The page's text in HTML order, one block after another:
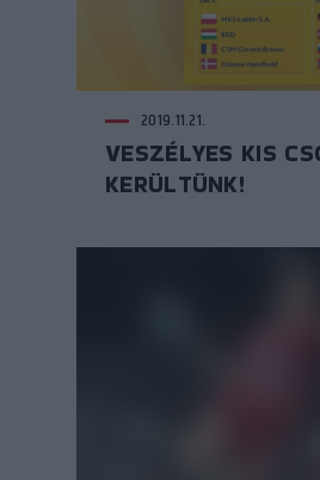
2019.11.21.
VESZÉLYES KIS
KERÜLTÜNK!